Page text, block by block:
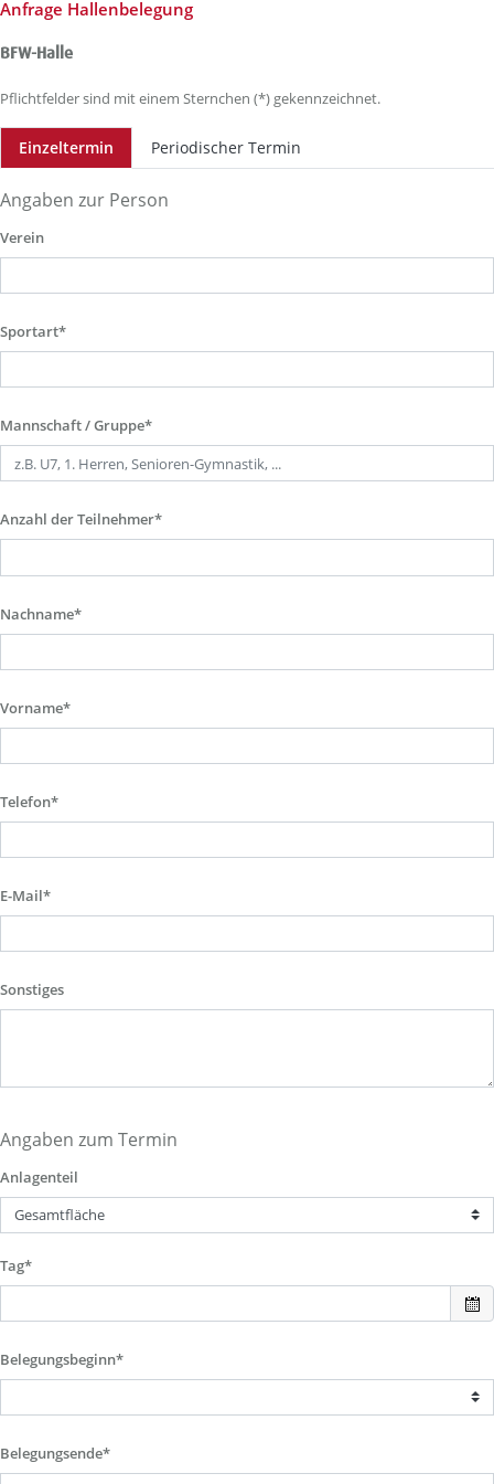
Anfrage Hallenbelegung
BFW-Halle
Pflichtfelder sind mit einem Sternchen (*) gekennzeichnet.
Einzeltermin Periodischer Termin
Angaben zur Person
Verein
Sportart*
Mannschaft / Gruppe*
Anzahl der Teilnehmer*
Nachname*
Vorname*
Telefon*
E-Mail*
Sonstiges
Angaben zum Termin
Anlagenteil
Tag*
Belegungsbeginn*
Belegungsende*